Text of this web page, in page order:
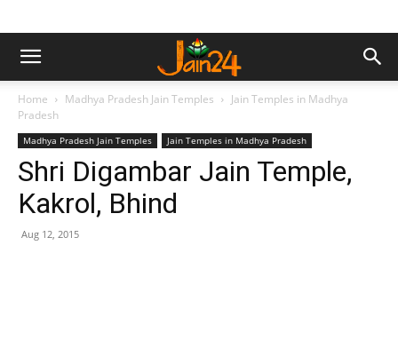
Home Madhya Pradesh Jain Temples
Jain Temples in Madhya
Pradesh
Madhya Pradesh Jain Temples Jain Temples in Madhya Pradesh
Shri Digambar Jain Temple,
Kakrol, Bhind
Aug 12, 2015